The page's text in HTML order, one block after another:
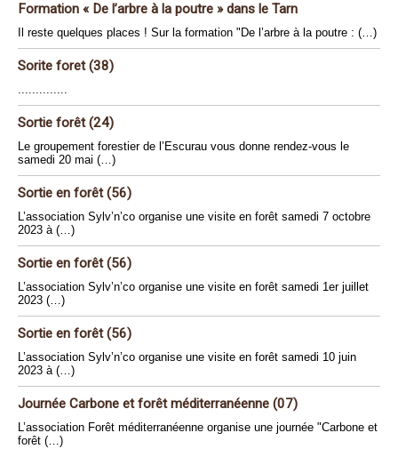
Formation « De l’arbre à la poutre » dans le Tarn
Il reste quelques places ! Sur la formation "De l’arbre à la poutre : (…)
Sorite foret (38)
..............
Sortie forêt (24)
Le groupement forestier de l’Escurau vous donne rendez-vous le
samedi 20 mai (…)
Sortie en forêt (56)
L’association Sylv’n’co organise une visite en forêt samedi 7 octobre
2023 à (…)
Sortie en forêt (56)
L’association Sylv’n’co organise une visite en forêt samedi 1er juillet
2023 (…)
Sortie en forêt (56)
L’association Sylv’n’co organise une visite en forêt samedi 10 juin
2023 à (…)
Journée Carbone et forêt méditerranéenne (07)
L’association Forêt méditerranéenne organise une journée "Carbone et
forêt (…)